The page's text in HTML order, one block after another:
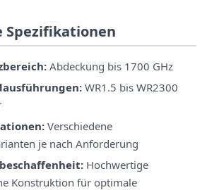
Spezifikationen
Abdeckung bis 1700 GHz
WR1.5 bis WR2300
Verschiedene
je nach Anforderung
Hochwertige
Konstruktion für optimale